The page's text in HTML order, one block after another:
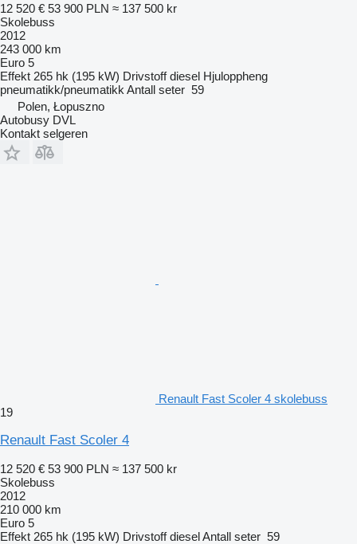
12 520 € 53 900 PLN ≈ 137 500 kr
Skolebuss
2012
243 000 km
Euro 5
Effekt 265 hk (195 kW) Drivstoff diesel Hjuloppheng
pneumatikk/pneumatikk Antall seter 59
Polen, Łopuszno
Autobusy DVL
Kontakt selgeren
Renault Fast Scoler 4 skolebuss
19
Renault Fast Scoler 4
12 520 € 53 900 PLN ≈ 137 500 kr
Skolebuss
2012
210 000 km
Euro 5
Effekt 265 hk (195 kW) Drivstoff dieselAntall seter 59